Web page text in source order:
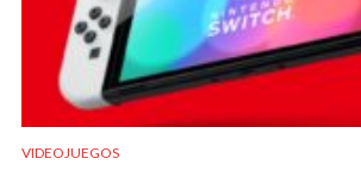
VIDEOJUEGOS